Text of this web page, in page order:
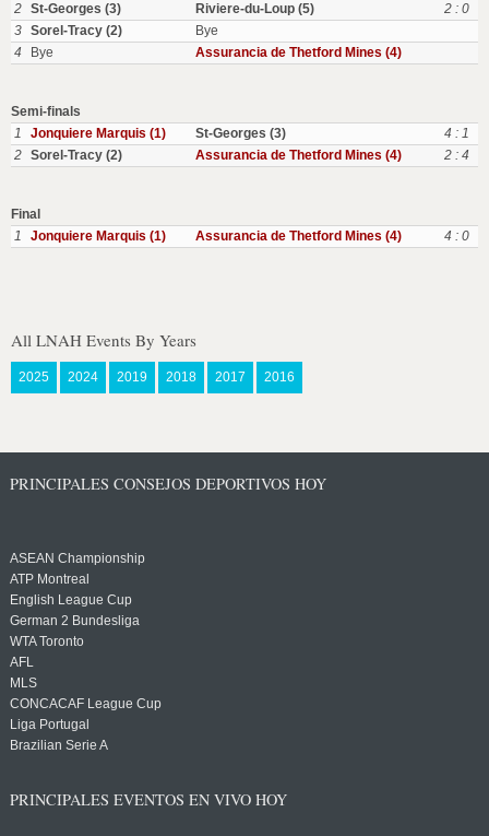
2 St-Georges (3) Riviere-du-Loup (5)
2 : 0
3 Sorel-Tracy (2)
Bye
4
Bye Assurancia de Thetford Mines (4)
Semi-finals
1
Jonquiere Marquis (1) St-Georges (3)
4 : 1
2 Sorel-Tracy (2) Assurancia de Thetford Mines (4) 2 : 4
Final
1
Jonquiere Marquis (1) Assurancia de Thetford Mines (4) 4 : 0
All LNAH Events By Years
2025 2024 2019 2018 2017 2016
PRINCIPALES CONSEJOS DEPORTIVOS HOY
ASEAN Championship
ATP Montreal
English League Cup
German 2 Bundesliga
WTA Toronto
AFL
MLS
CONCACAF League Cup
Liga Portugal
Brazilian Serie A
PRINCIPALES EVENTOS EN VIVO HOY